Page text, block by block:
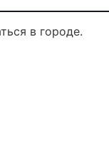
в городе.